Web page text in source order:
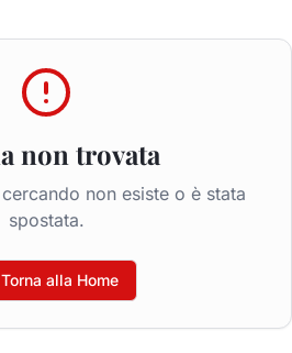
non trovata
non esiste o è stata
spostata.
Torna alla Home